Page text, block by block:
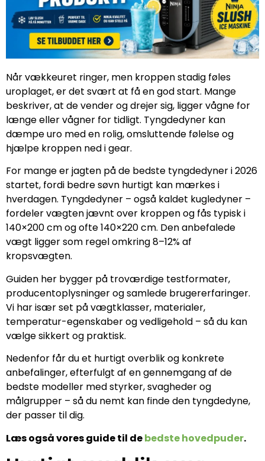
Når vækkeuret ringer, men kroppen stadig føles
uroplaget, er det svært at få en god start. Mange
beskriver, at de vender og drejer sig, ligger vågne for
længe eller vågner for tidligt. Tyngdedyner kan
dæmpe uro med en rolig, omsluttende følelse og
hjælpe kroppen ned i gear.
For mange er jagten på de bedste tyngdedyner i 2026
startet, fordi bedre søvn hurtigt kan mærkes i
hverdagen. Tyngdedyner – også kaldet kugledyner –
fordeler vægten jævnt over kroppen og fås typisk i
140×200 cm og ofte 140×220 cm. Den anbefalede
vægt ligger som regel omkring 8–12% af
kropsvægten.
Guiden her bygger på troværdige testformater,
producentoplysninger og samlede brugererfaringer.
Vi har især set på vægtklasser, materialer,
temperatur-egenskaber og vedligehold – så du kan
vælge sikkert og praktisk.
Nedenfor får du et hurtigt overblik og konkrete
anbefalinger, efterfulgt af en gennemgang af de
bedste modeller med styrker, svagheder og
målgrupper – så du nemt kan finde den tyngdedyne,
der passer til dig.
Læs også vores guide til debedste hovedpuder.